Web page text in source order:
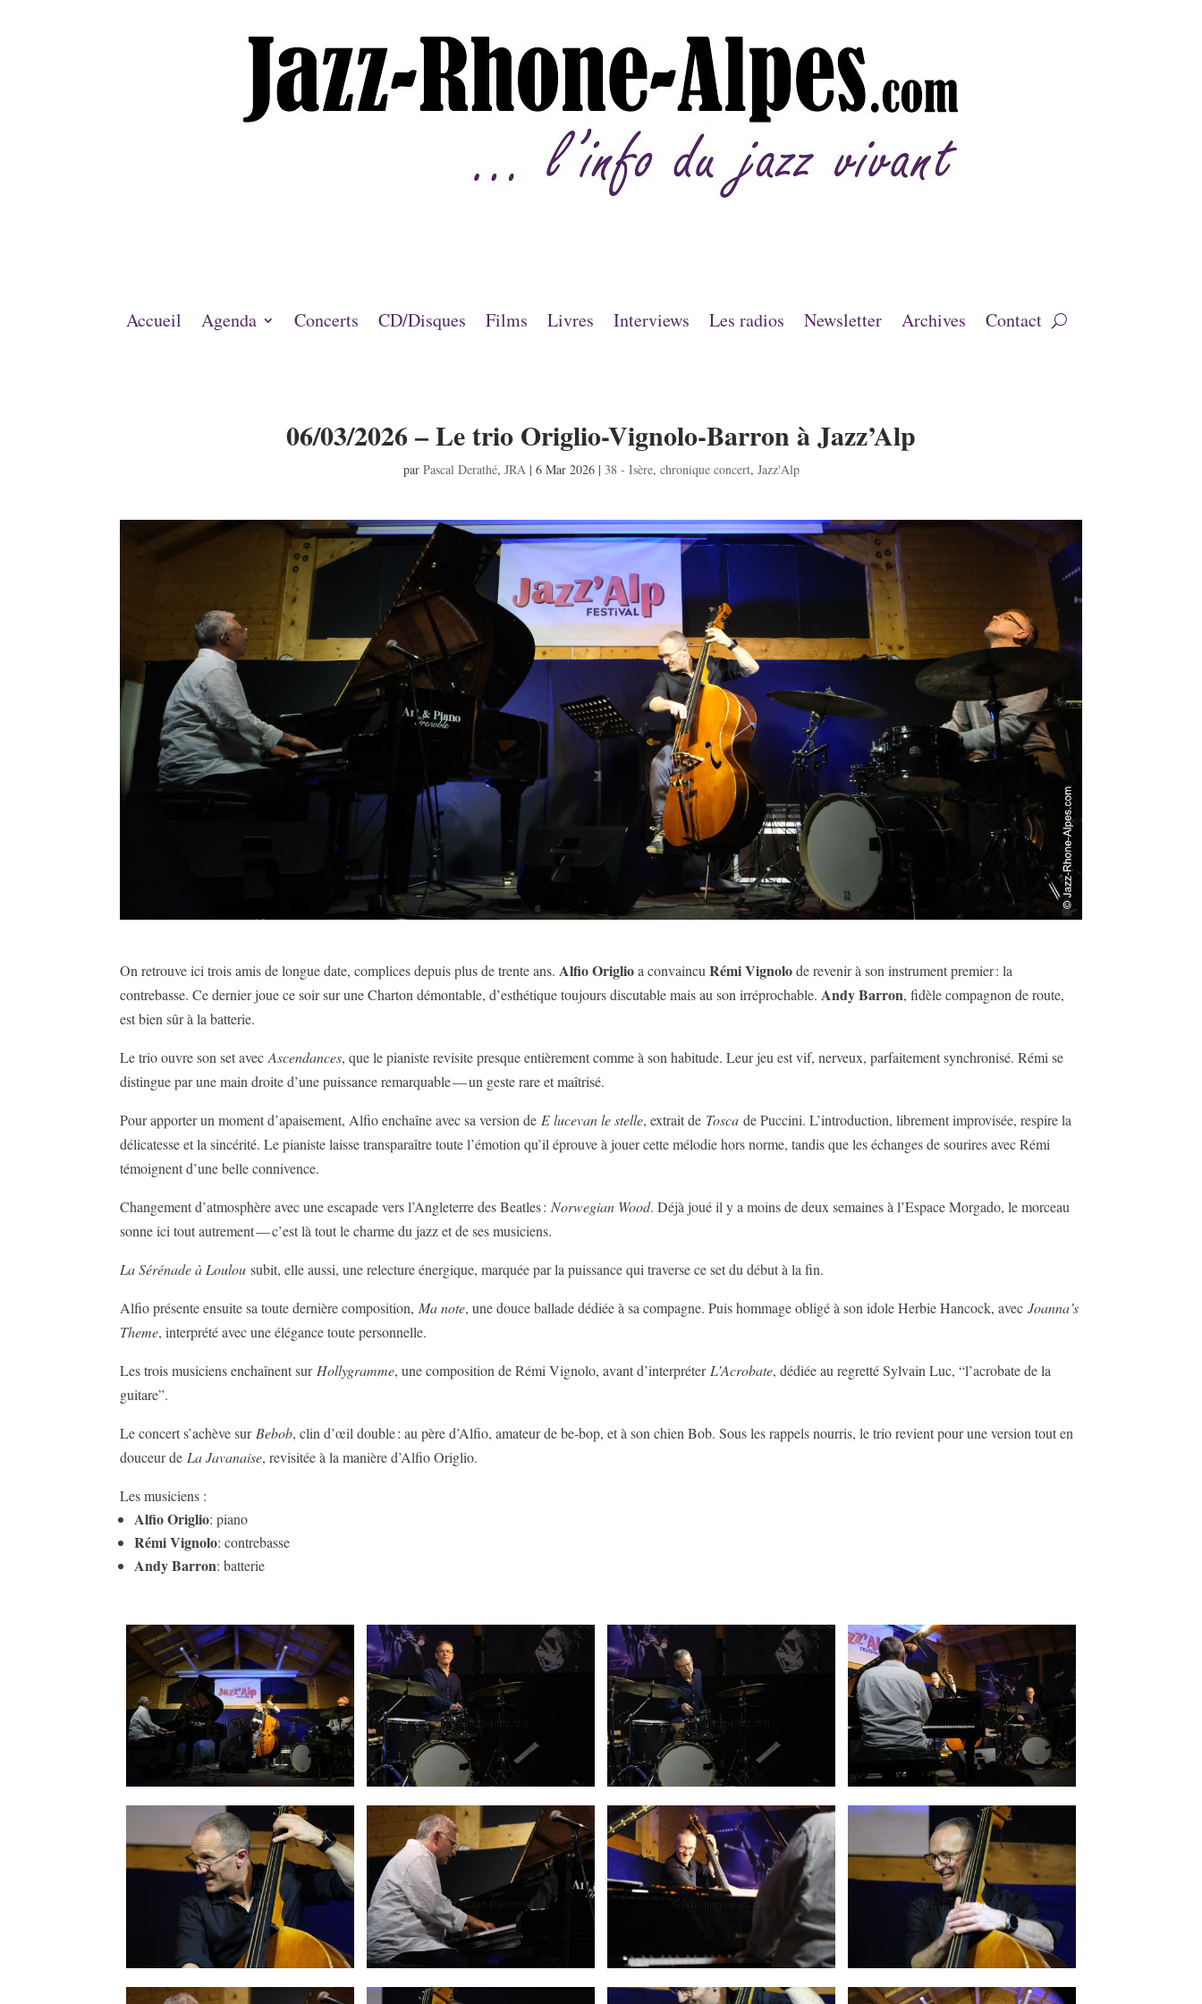
Accueil Agenda Concerts CD/Disques Films Livres Interviews Les radios Newsletter Archives Contact
06/03/2026 – Le trio Origlio-Vignolo-Barron à Jazz’Alp
par Pascal Derathé, JRA| 6 Mar 2026| 38 - Isère, chronique concert, Jazz'Alp
On retrouve ici trois amis de longue date, complices depuis plus de trente ans. Alfio Origlioa convaincuRémi Vignolode revenir à son instrument premier : la
contrebasse. Ce dernier joue ce soir sur une Charton démontable, d’esthétique toujours discutable mais au son irréprochable. Andy Barron, fidèle compagnon de route,
est bien sûr à la batterie.
Le trio ouvre son set avecAscendances, que le pianiste revisite presque entièrement comme à son habitude. Leur jeu est vif, nerveux, parfaitement synchronisé. Rémi se
distingue par une main droite d’une puissance remarquable — un geste rare et maîtrisé.
Pour apporter un moment d’apaisement, Alfio enchaîne avec sa version de E lucevan le stelle, extrait de Tosca de Puccini. L’introduction, librement improvisée, respire la
délicatesse et la sincérité. Le pianiste laisse transparaître toute l’émotion qu’il éprouve à jouer cette mélodie hors norme, tandis que les échanges de sourires avec Rémi
témoignent d’une belle connivence.
Changement d’atmosphère avec une escapade vers l’Angleterre des Beatles : Norwegian Wood. Déjà joué il y a moins de deux semaines à l’Espace Morgado, le morceau
sonne ici tout autrement — c’est là tout le charme du jazz et de ses musiciens.
La Sérénade à Loulou subit, elle aussi, une relecture énergique, marquée par la puissance qui traverse ce set du début à la fin.
Alfio présente ensuite sa toute dernière composition, Ma note, une douce ballade dédiée à sa compagne. Puis hommage obligé à son idole Herbie Hancock, avecJoanna’s
Theme, interprété avec une élégance toute personnelle.
Les trois musiciens enchaînent sur Hollygramme, une composition de Rémi Vignolo, avant d’interpréter L’Acrobate, dédiée au regretté Sylvain Luc, “l’acrobate de la
guitare”.
Le concert s’achève sur Bebob, clin d’œil double : au père d’Alfio, amateur de be-bop, et à son chien Bob. Sous les rappels nourris, le trio revient pour une version tout en
douceur de La Javanaise, revisitée à la manière d’Alfio Origlio.
Les musiciens :
Alfio Origlio: piano
Rémi Vignolo: contrebasse
Andy Barron: batterie